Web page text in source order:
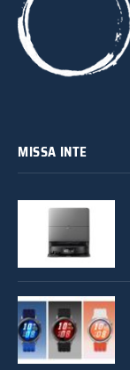
MISSA INTE